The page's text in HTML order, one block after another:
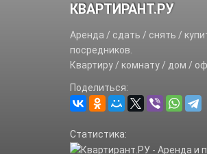
КВАРТИРАНТ.РУ
Аренда / сдать / снять /
посредников.
Квартиру / комнату / дом /
Поделиться:
Статистика: